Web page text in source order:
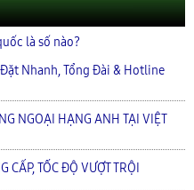
là số nào?
Đặt Nhanh, Tổng Đài & Hotline
NGOẠI HẠNG ANH TẠI VIỆT
CẤP, TỐC ĐỘ VƯỢT TRỘI